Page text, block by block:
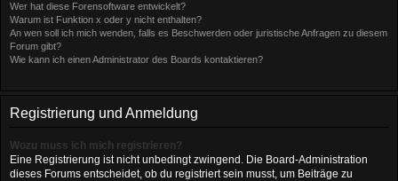
Wer hat diese Forensoftware entwickelt?
Warum ist Funktion x oder y nicht enthalten?
An wen soll ich mich wenden, falls es Beschwerden oder juristische Anfragen zu diesem
Forum gibt?
Wie kann ich einen Administrator des Boards kontaktieren?
Registrierung und Anmeldung
Wozu muss ich mich registrieren?
Eine Registrierung ist nicht unbedingt zwingend. Die Board-Administration
dieses Forums entscheidet, ob du registriert sein musst, um Beiträge zu